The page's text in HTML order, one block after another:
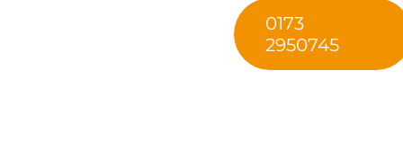
0173
2950745